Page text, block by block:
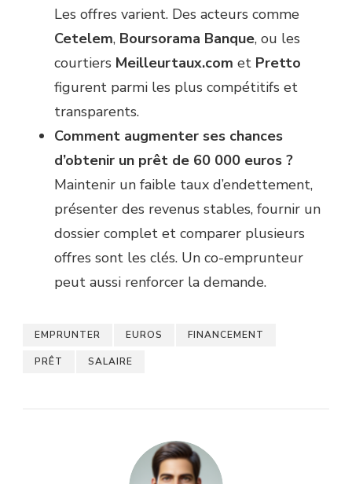
Les offres varient. Des acteurs comme
Cetelem, Boursorama Banque, ou les
courtiers Meilleurtaux.com et Pretto
figurent parmi les plus compétitifs et
transparents.
Comment augmenter ses chances
d’obtenir un prêt de 60 000 euros ?
Maintenir un faible taux d’endettement,
présenter des revenus stables, fournir un
dossier complet et comparer plusieurs
offres sont les clés. Un co-emprunteur
peut aussi renforcer la demande.
EMPRUNTER EUROS FINANCEMENT
PRÊT SALAIRE